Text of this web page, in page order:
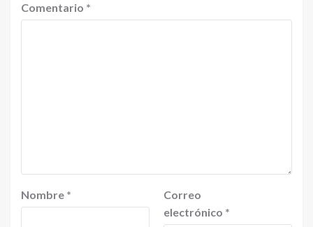
Comentario *
Nombre *
Correo
electrónico *